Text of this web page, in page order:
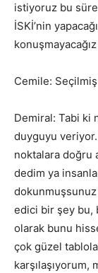
istiyoruz bu
İSKİ’nin
Cemile:
Demiral: Tabi ki
duyguyu
noktalara doğru
dedim ya
edici bir şey bu,
olarak bunu
çok güzel
karşılaşıyorum,